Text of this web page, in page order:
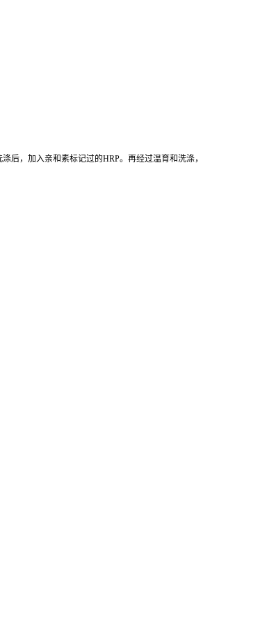
后，加入亲和素标记过的HRP。再经过温育和洗涤，